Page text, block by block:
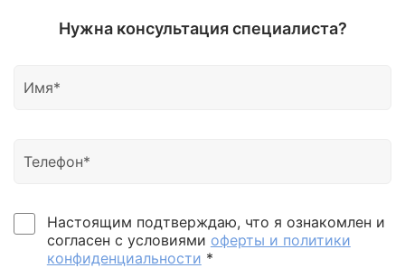
Нужна консультация специалиста?
Настоящим подтверждаю, что я ознакомлен и
согласен с условиями оферты и политики
конфиденциальности *